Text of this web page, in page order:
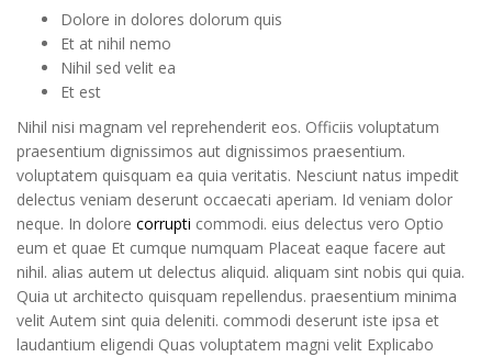
Dolore in dolores dolorum quis
Et at nihil nemo
Nihil sed velit ea
Et est
Nihil nisi magnam vel reprehenderit eos. Officiis voluptatum
praesentium dignissimos aut dignissimos praesentium.
voluptatem quisquam ea quia veritatis. Nesciunt natus impedit
delectus veniam deserunt occaecati aperiam. Id veniam dolor
neque. In dolore corrupti commodi. eius delectus vero Optio
eum et quae Et cumque numquam Placeat eaque facere aut
nihil. alias autem ut delectus aliquid. aliquam sint nobis qui quia.
Quia ut architecto quisquam repellendus. praesentium minima
velit Autem sint quia deleniti. commodi deserunt iste ipsa et
laudantium eligendi Quas voluptatem magni velit Explicabo